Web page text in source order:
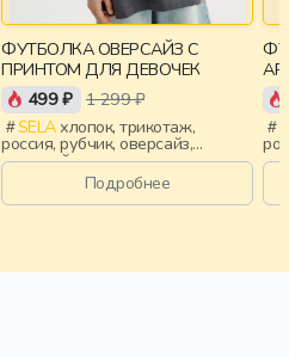
ФУТБОЛКА ОВЕРСАЙЗ С
ПРИНТОМ ДЛЯ ДЕВОЧЕК
499 ₽ 1 299 ₽
SELAхлопок, трикотаж,
россия, рубчик, оверсайз,
короткий рукав, прямые,
короткие, свободные, принт,
вырез, круглый вырез, девочки,
дети
Подробнее